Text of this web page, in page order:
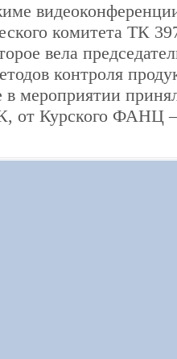
комитета ТК
вела
контроля
мероприятии
от Курского ФАНЦ